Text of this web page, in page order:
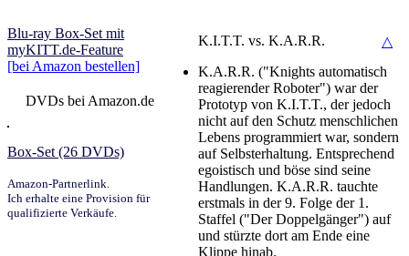
Blu-ray Box-Set mit
myKITT.de-Feature
[bei Amazon bestellen]
DVDs bei Amazon.de
Box-Set (26 DVDs)
Amazon-Partnerlink.
Ich erhalte eine Provision für
qualifizierte Verkäufe.
K.I.T.T. vs. K.A.R.R.
△
K.A.R.R. ("Knights automatisch
reagierender Roboter") war der
Prototyp von K.I.T.T., der jedoch
nicht auf den Schutz menschlichen
Lebens programmiert war, sondern
auf Selbsterhaltung. Entsprechend
egoistisch und böse sind seine
Handlungen. K.A.R.R. tauchte
erstmals in der 9. Folge der 1.
Staffel ("Der Doppelgänger") auf
und stürzte dort am Ende eine
Klippe hinab.